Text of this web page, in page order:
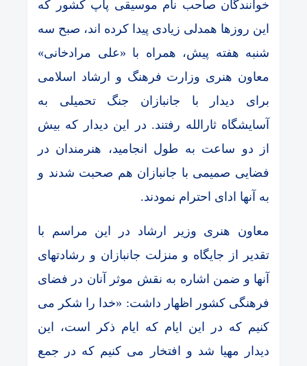
خوانندگان صاحب نام موسیقی پاپ کشور که
این روزها همدلی زیادی پیدا کرده اند، صبح سه
شنبه هفته پیش، همراه با «علی مرادخانی»
معاون هنری وزارت فرهنگ و ارشاد اسلامی
برای دیدار با جانبازان جنگ تحمیلی به
آسایشگاه ثارالله رفتند. در این دیدار که بیش
از دو ساعت به طول انجامید، هنرمندان در
فضایی صمیمی با جانبازان هم صحبت شدند و
به آنها ادای احترام نمودند.
معاون هنری وزیر ارشاد در این مراسم با
تقدیر از جایگاه و منزلت جانبازان و رشادتهای
آنها و ضمن اشاره به نقش موثر آنان در فضای
فرهنگی کشور اظهار داشت: «خدا را شکر می
کنیم که در این ایام که ایام ذکر است، این
دیدار مهیا شد و افتخار می کنیم که در جمع